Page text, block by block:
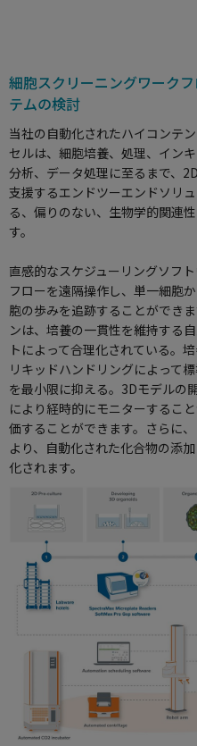
修理、不具合、点検
細胞スクリーニングワーク
テムの検討
当社の自動化されたハイコンテ
セルは、細胞培養、処理、イン
分析、データ処理に至るまで、
支援するエンドツーエンドソリ
る、偏りのない、生物学的関連
す。
直感的なスケジューリングソフ
フローを遠隔操作し、単一細胞
胞の歩みを追跡することができ
ンは、培養の一貫性を維持する
トによって合理化されている。
リキッドハンドリングによって
を最小限に抑える。3Dモデルの
により経時的にモニターするこ
価することができます。さらに
より、自動化された化合物の添
化されます。